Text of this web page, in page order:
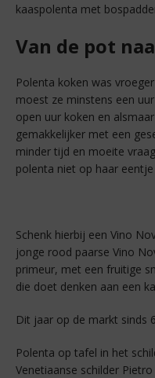
kaaspolenta met
Van de pot
Polenta koken was
moest ze minstens een
open uur koken en
gemakkelijker met een
minder tijd en moeite
polenta niet op haar
Schenk hierbij een Vino
jonge rood paarse Vino
primeur, met een fruitige
die doet denken aan een
Dit jaar op de markt sinds
Polenta op tafel in het
Venetiaanse schilder